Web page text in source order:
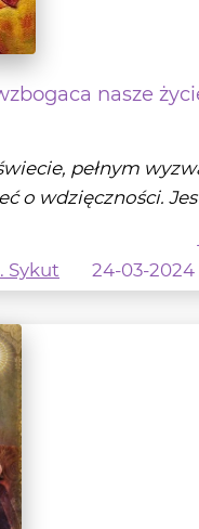
nasze
pełnym
o wdzięczności.
Sykut
24-03-2024